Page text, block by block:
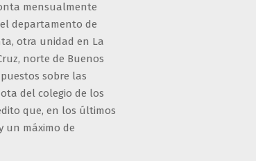
mensualmente
el departamento de
otra unidad en La
norte de Buenos
sobre las
del colegio de los
que, en los últimos
un máximo de